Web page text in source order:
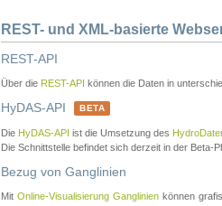
REST- und XML-basierte
REST-API
Über die REST-API können die Daten in
HyDAS-API BETA
Die HyDAS-API ist die Umsetzung des
Die Schnittstelle befindet sich derzeit in der Beta-
Bezug von Ganglinien
MitOnline-Visualisierung Ganglinien können